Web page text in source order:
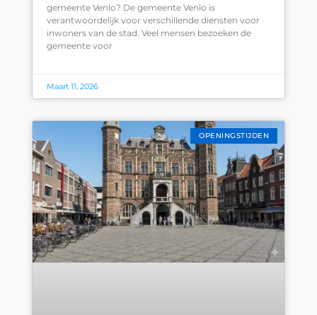
gemeente Venlo? De gemeente Venlo is
verantwoordelijk voor verschillende diensten voor
inwoners van de stad. Veel mensen bezoeken de
gemeente voor
Maart 11, 2026
OPENINGSTIJDEN